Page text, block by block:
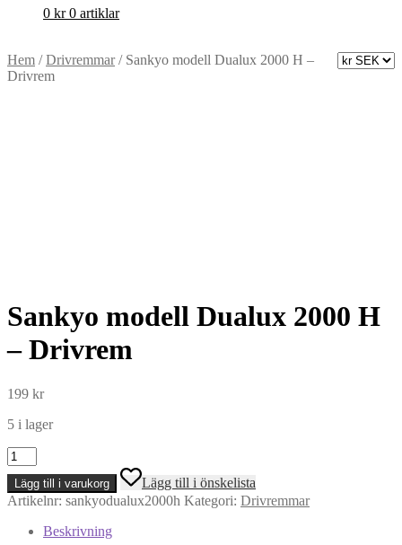
0 kr 0 artiklar
Hem /Drivremmar/ Sankyo modell Dualux 2000 H –
Drivrem
Sankyo modell Dualux 2000 H
– Drivrem
199 kr
5 i lager
Sankyo
modell
Dualux
2000
Lägg till i varukorg
Lägg till i önskelista
Artikelnr: sankyodualux2000h Kategori: Drivremmar
Beskrivning